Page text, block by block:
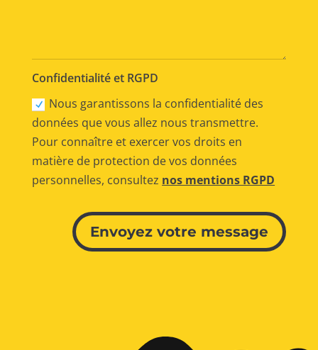
Confidentialité et RGPD
Nous garantissons la confidentialité des
données que vous allez nous transmettre.
Pour connaître et exercer vos droits en
matière de protection de vos données
personnelles, consultez nos mentions RGPD
Envoyez votre message
Alternative: